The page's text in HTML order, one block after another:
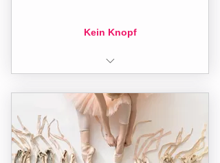
Kein Knopf